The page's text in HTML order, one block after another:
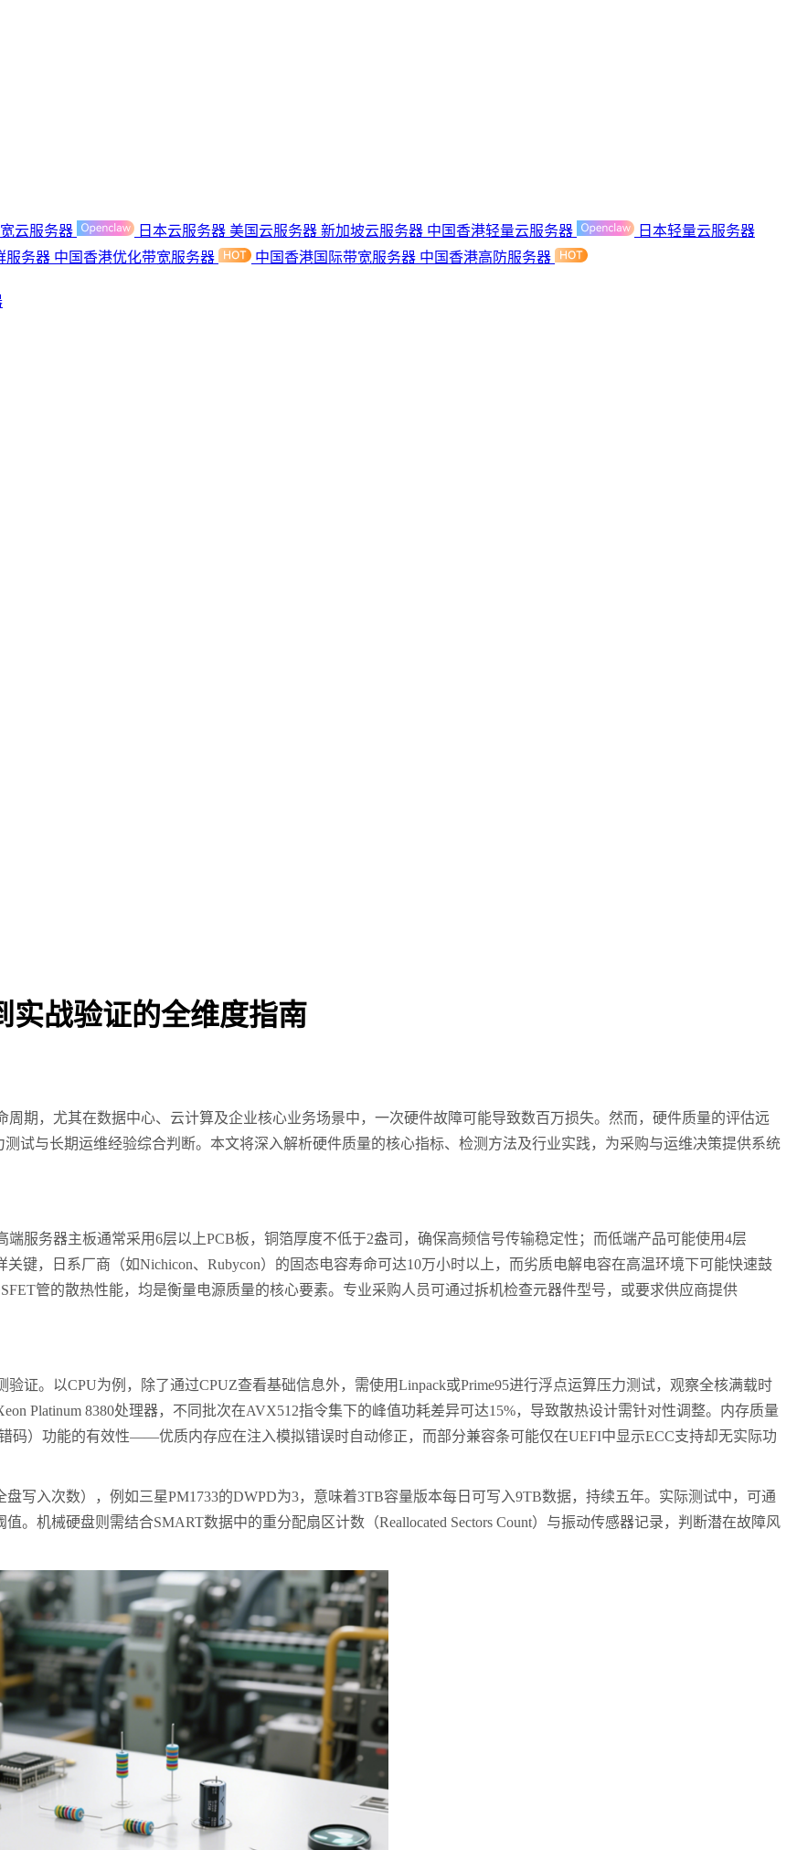
云服务器 日本云服务器 美国云服务器 新加坡云服务器 中国香港轻量云服务器
日本轻量云服务器
服务器 中国香港优化带宽服务器 中国香港国际带宽服务器 中国香港高防服务器
实战验证的全维度指南
期，尤其在数据中心、云计算及企业核心业务场景中，一次硬件故障可能导致数百万损失。然而，硬件质量的评估远
试与长期运维经验综合判断。本文将深入解析硬件质量的核心指标、检测方法及行业实践，为采购与运维决策提供系统
端服务器主板通常采用6层以上PCB板，铜箔厚度不低于2盎司，确保高频信号传输稳定性；而低端产品可能使用4层
关键，日系厂商（如Nichicon、 Rubycon）的固态电容寿命可达10万小时以上，而劣质电解电容在高温环境下可能快速鼓
管的散热性能，均是衡量电源质量的核心要素。专业采购人员可通过拆机检查元器件型号，或要求供应商提供
验证。以CPU为例，除了通过CPUZ查看基础信息外，需使用Linpack或Prime95进行浮点运算压力测试，观察全核满载时
Platinum 8380处理器，不同批次在AVX512指令集下的峰值功耗差异可达15%，导致散热设计需针对性调整。内存质量
错码）功能的有效性——优质内存应在注入模拟错误时自动修正，而部分兼容条可能仅在UEFI中显示ECC支持却无实际功
盘写入次数），例如三星PM1733的DWPD为3，意味着3TB容量版本每日可写入9TB数据，持续五年。实际测试中，可通
值。机械硬盘则需结合SMART数据中的重分配扇区计数（Reallocated Sectors Count）与振动传感器记录，判断潜在故障风